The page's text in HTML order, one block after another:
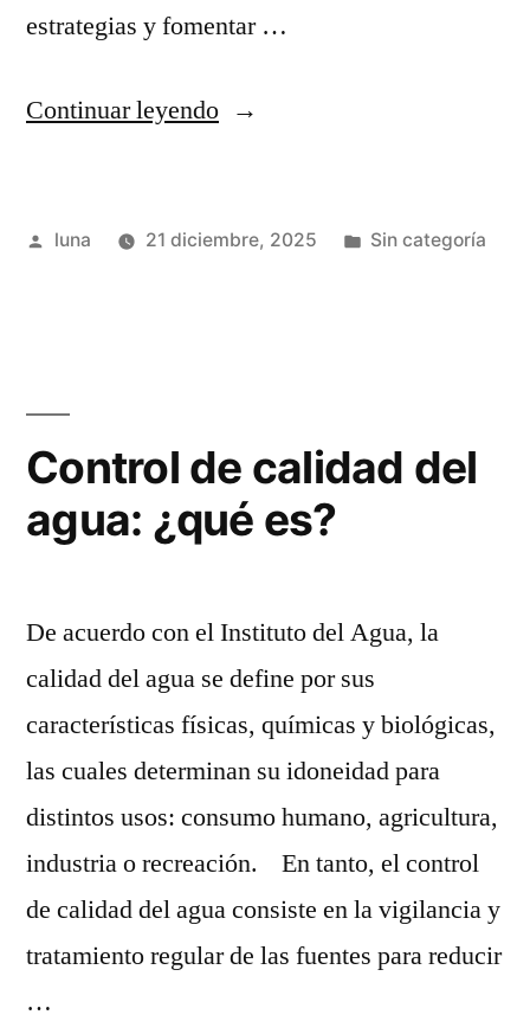
estrategias y fomentar …
Continuar leyendo“¿Cuáles
beneficios
de
sostenibilidad
Publicado
luna 21 diciembre, 2025
Publicada
Sin categoría
Control de calidad del
agua: ¿qué es?
De acuerdo con el Instituto del Agua, la
calidad del agua se define por sus
características físicas, químicas y biológicas,
las cuales determinan su idoneidad para
distintos usos: consumo humano, agricultura,
industria o recreación. En tanto, el control
de calidad del agua consiste en la vigilancia y
tratamiento regular de las fuentes para reducir
…